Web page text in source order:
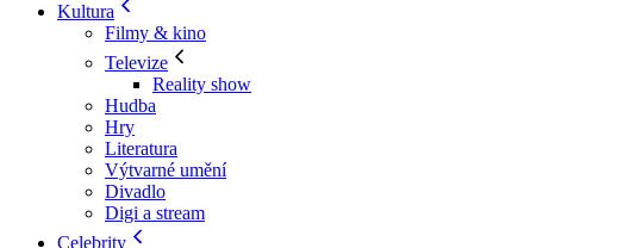
Kultura
Filmy & kino
Televize
Reality show
Hudba
Hry
Literatura
Výtvarné umění
Divadlo
Digi a stream
Celebrity